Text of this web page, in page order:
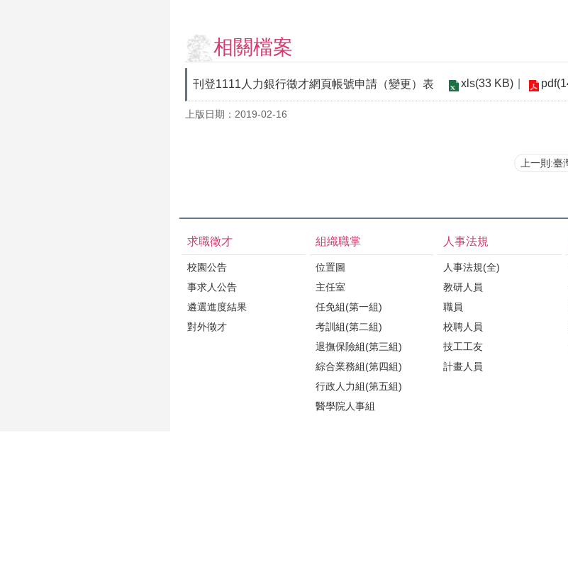
相關檔案
刊登1111人力銀行徵才網頁帳號申請（變更）表 xls(33 KB)
上版日期：2019-02-16
上一則:臺
求職徵才
校園公告
事求人公告
遴選進度結果
對外徵才
組織職掌
位置圖
主任室
任免組(第一組)
考訓組(第二組)
退撫保險組(第三組)
綜合業務組(第四組)
行政人力組(第五組)
醫學院人事組
人事法規
人事法規(全)
教研人員
職員
校聘人員
技工工友
計畫人員